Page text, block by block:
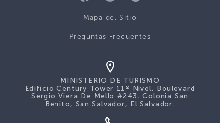
Mapa del Sitio
Preguntas Frecuentes
MINISTERIO DE TURISMO
Edificio Century Tower 11º Nivel, Boulevard
Sergio Viera De Mello #243, Colonia San
Benito, San Salvador, El Salvador.